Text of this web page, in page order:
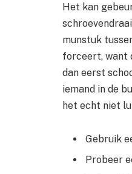
Het kan
munstuk
forceert, want
dan eerst
iemand in de
het echt niet
Gebruik
Probeer